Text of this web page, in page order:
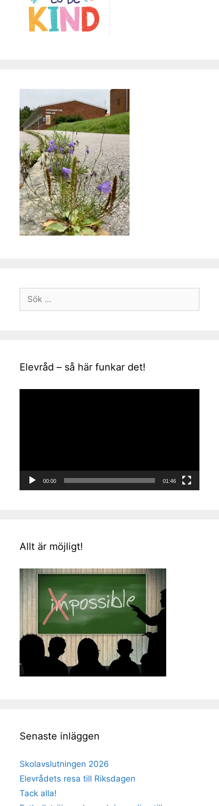
efter:
Elevråd – så här funkar det!
00:00 01:46
Allt är möjligt!
Senaste inläggen
Skolavslutningen 2026
Elevrådets resa till Riksdagen
Tack alla!